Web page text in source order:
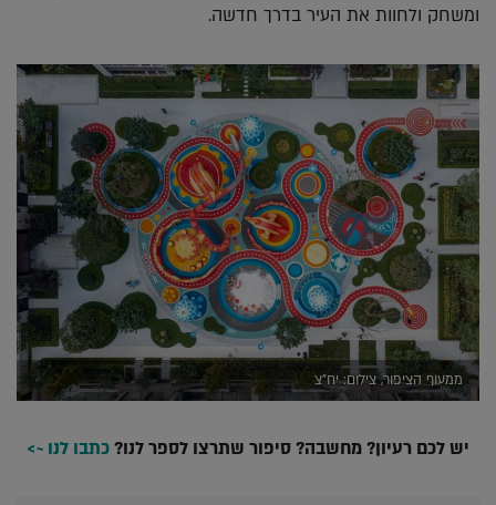
ומשחק ולחוות את העיר בדרך חדשה.
ממעוף הציפור, צילום: יח"צ
יש לכם רעיון? מחשבה? סיפור שתרצו לספר לנו?כתבו לנו ~>